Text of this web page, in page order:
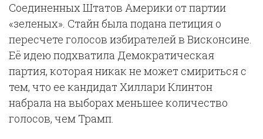
Соединенных Штатов Америки от партии
«зеленых». Стайн была подана петиция о
пересчете голосов избирателей в Висконсине.
Её идею подхватила Демократическая
партия, которая никак не может смириться с
тем, что ее кандидат Хиллари Клинтон
набрала на выборах меньшее количество
голосов, чем Трамп.